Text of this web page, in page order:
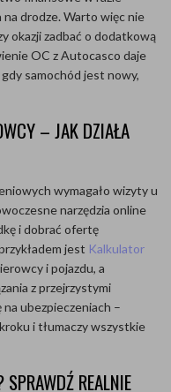
na drodze. Warto więc nie
okazji zadbać o dodatkową
OC z Autocasco daje
samochód jest nowy,
– JAK DZIAŁA
wymagało wizyty u
narzędzia online
i dobrać ofertę
jest Kalkulator
i pojazdu, a
z przejrzystymi
na ubezpieczeniach –
i tłumaczy wszystkie
REALNIE